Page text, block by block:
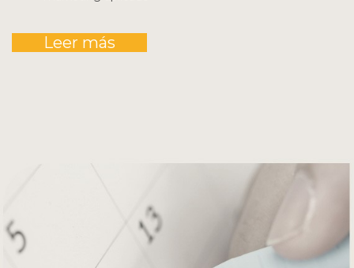
Leer más